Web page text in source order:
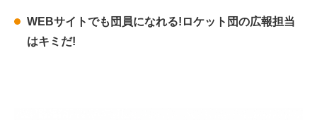
WEBサイトでも団員になれる!ロケット団の広報担当
はキミだ!